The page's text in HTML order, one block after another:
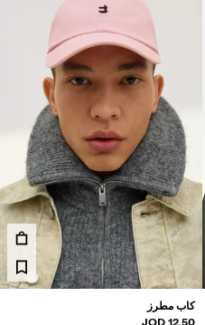
كاب مطرز